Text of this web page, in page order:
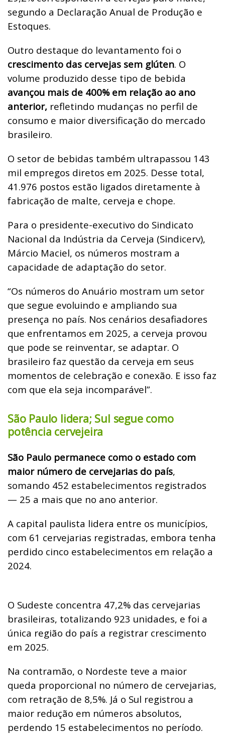
segundo a Declaração Anual de Produção e
Estoques.
Outro destaque do levantamento foi o
crescimento das cervejas sem glúten. O
volume produzido desse tipo de bebida
avançou mais de 400% em relação ao ano
anterior, refletindo mudanças no perfil de
consumo e maior diversificação do mercado
brasileiro.
O setor de bebidas também ultrapassou 143
mil empregos diretos em 2025. Desse total,
41.976 postos estão ligados diretamente à
fabricação de malte, cerveja e chope.
Para o presidente-executivo do Sindicato
Nacional da Indústria da Cerveja (Sindicerv),
Márcio Maciel, os números mostram a
capacidade de adaptação do setor.
“Os números do Anuário mostram um setor
que segue evoluindo e ampliando sua
presença no país. Nos cenários desafiadores
que enfrentamos em 2025, a cerveja provou
que pode se reinventar, se adaptar. O
brasileiro faz questão da cerveja em seus
momentos de celebração e conexão. E isso faz
com que ela seja incomparável”.
São Paulo lidera; Sul segue como
potência cervejeira
São Paulo permanece como o estado com
maior número de cervejarias do país,
somando 452 estabelecimentos registrados
— 25 a mais que no ano anterior.
A capital paulista lidera entre os municípios,
com 61 cervejarias registradas, embora tenha
perdido cinco estabelecimentos em relação a
2024.
O Sudeste concentra 47,2% das cervejarias
brasileiras, totalizando 923 unidades, e foi a
única região do país a registrar crescimento
em 2025.
Na contramão, o Nordeste teve a maior
queda proporcional no número de cervejarias,
com retração de 8,5%. Já o Sul registrou a
maior redução em números absolutos,
perdendo 15 estabelecimentos no período.